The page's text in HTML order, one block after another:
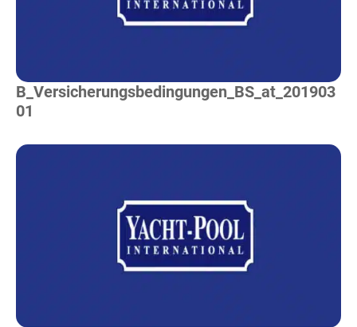
B_Versicherungsbedingungen_BS_at_201903
01
Mehr Lesen